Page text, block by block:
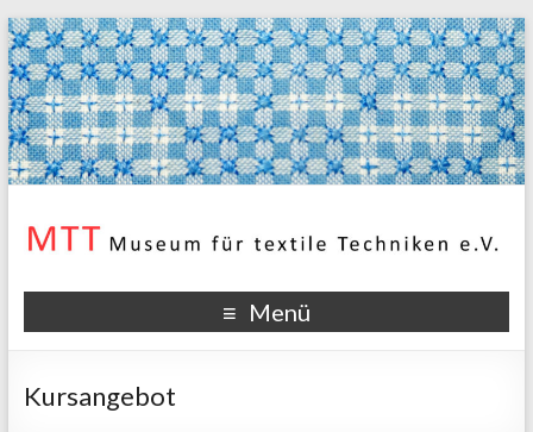
Menü
Kursangebot